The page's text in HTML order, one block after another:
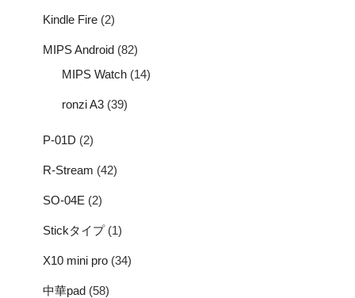
Kindle Fire (2)
MIPS Android (82)
MIPS Watch (14)
ronzi A3 (39)
P-01D (2)
R-Stream (42)
SO-04E (2)
Stickタイプ(1)
X10 mini pro (34)
中華pad (58)